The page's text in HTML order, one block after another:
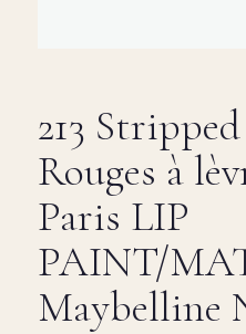
213
Rouges à
Paris LIP
PAINT/
Maybelline